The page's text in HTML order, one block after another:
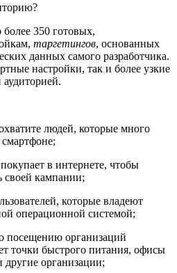
350 готовых,
таргетингов, основанных
данных самого разработчика.
настройки, так и более узкие
людей, которые много
в интернете, чтобы
своей кампании;
которые владеют
операционной системой;
посещению организаций
точки быстрого питания, офисы
организации;